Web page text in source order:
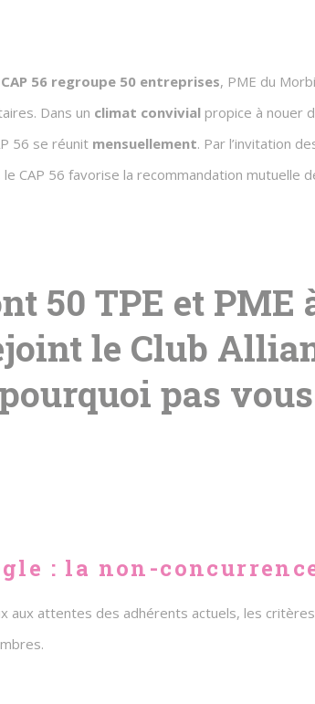
56 regroupe 50 entreprises, PME du
Dans un climat convivial propice à nouer
56 se réunit mensuellement. Par l’invitation
CAP 56 favorise la recommandation mutuelle
50 TPE et PME
le Club
pas
: la non-
aux attentes des adhérents actuels, les